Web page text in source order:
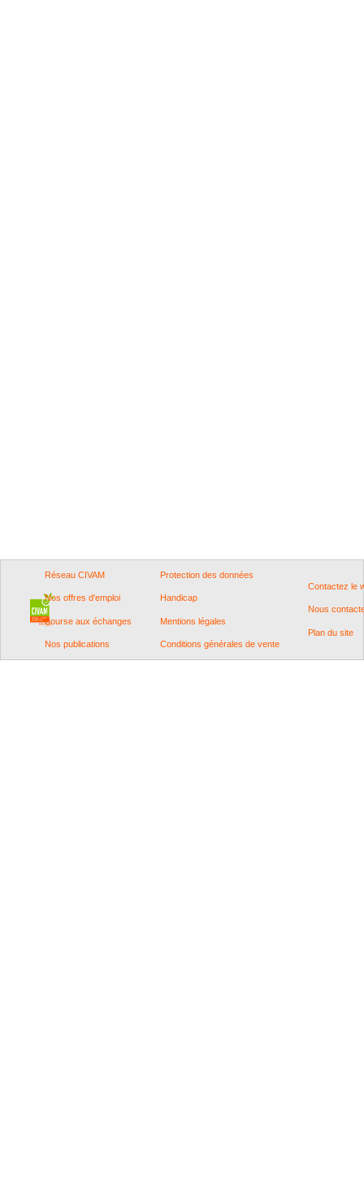
Réseau CIVAM
Nos offres d'emploi
Bourse aux échanges
Nos publications
Protection des données
Handicap
Mentions légales
Conditions générales de vente
Contactez le
Nous
Plan du site